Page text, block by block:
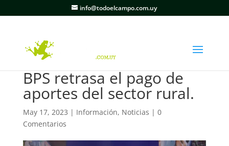
info@todoelcampo.com.uy
BPS retrasa el pago de
aportes del sector rural.
May 17, 2023 | Información, Noticias | 0
Comentarios